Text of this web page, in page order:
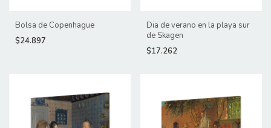
Bolsa de Copenhague
$24.897
Dia de verano en la playa sur
de Skagen
$17.262